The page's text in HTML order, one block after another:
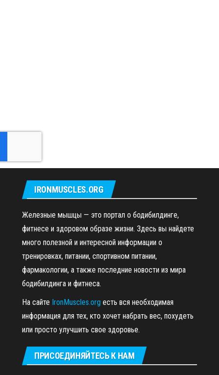
IRONMUSCLES.ORG
Железные мышцы — это портал о бодибилдинге,
фитнесе и здоровом образе жизни. Здесь вы найдете
много полезной и интересной информации о
тренировках, питании, спортивном питании,
фармакологии, а также последние новости из мира
бодибилдинга и фитнеса.
На сайте IronMuscles.org есть вся необходимая
информация для тех, кто хочет набрать вес, похудеть
или просто улучшить свое здоровье.
ПРИСОЕДИНЯЙТЕСЬ К НАМ